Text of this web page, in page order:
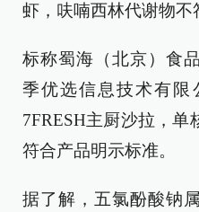
虾，呋喃西林代谢物不
标称蜀海（北京）食
季优选信息技术有限
7FRESH主厨沙拉，单
符合产品明示标准。
据了解，五氯酚酸钠